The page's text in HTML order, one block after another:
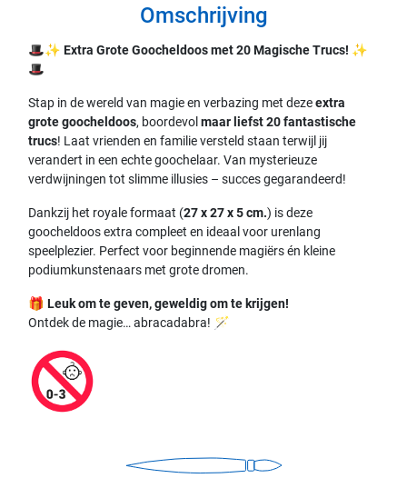
Omschrijving
🎩✨Extra Grote Goocheldoos met 20 Magische Trucs! ✨
🎩
Stap in de wereld van magie en verbazing met dezeextra
grote goocheldoos, boordevolmaar liefst 20 fantastische
trucs! Laat vrienden en familie versteld staan terwijl jij
verandert in een echte goochelaar. Van mysterieuze
verdwijningen tot slimme illusies – succes gegarandeerd!
Dankzij het royale formaat (27 x 27 x 5 cm.) is deze
goocheldoos extra compleet en ideaal voor urenlang
speelplezier. Perfect voor beginnende magiërs én kleine
podiumkunstenaars met grote dromen.
🎁Leuk om te geven, geweldig om te krijgen!
Ontdek de magie… abracadabra! 🪄